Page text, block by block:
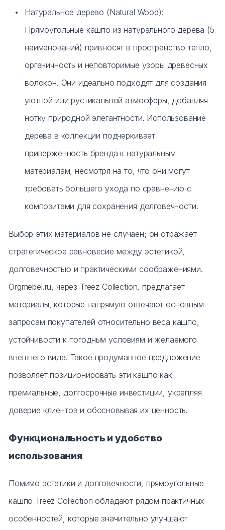
Натуральное дерево (Natural Wood):
Прямоугольные кашпо из натурального дерева (5
наименований) привносят в пространство тепло,
органичность и неповторимые узоры древесных
волокон. Они идеально подходят для создания
уютной или рустикальной атмосферы, добавляя
нотку природной элегантности. Использование
дерева в коллекции подчеркивает
приверженность бренда к натуральным
материалам, несмотря на то, что они могут
требовать большего ухода по сравнению с
композитами для сохранения долговечности.
Выбор этих материалов не случаен; он отражает
стратегическое равновесие между эстетикой,
долговечностью и практическими соображениями.
Orgmebel.ru, через Treez Collection, предлагает
материалы, которые напрямую отвечают основным
запросам покупателей относительно веса кашпо,
устойчивости к погодным условиям и желаемого
внешнего вида. Такое продуманное предложение
позволяет позиционировать эти кашпо как
премиальные, долгосрочные инвестиции, укрепляя
доверие клиентов и обосновывая их ценность.
Функциональность и удобство
использования
Помимо эстетики и долговечности, прямоугольные
кашпо Treez Collection обладают рядом практичных
особенностей, которые значительно улучшают